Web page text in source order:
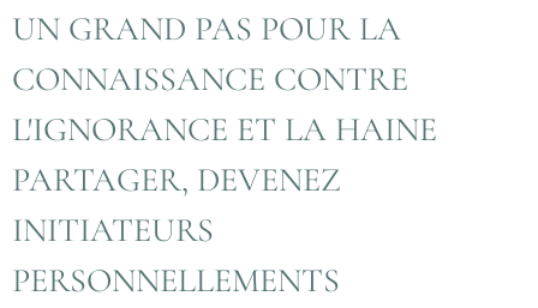
UN GRAND PAS POUR LA
CONNAISSANCE CONTRE
L'IGNORANCE ET LA HAINE
PARTAGER, DEVENEZ
INITIATEURS
PERSONNELLEMENTS